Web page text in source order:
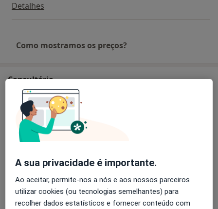
Detalhes
Como mostramos os preços?
Consultório
Consultório privado
AV. 5 de Outubro, 122, 3º Lisboa,
Disponibilidade
Este especialista não disponibiliza reservas online
nesta morada
O que posso fazer agora?
A sua privacidade é importante.
Ao aceitar, permite-nos a nós e aos nossos parceiros
utilizar cookies (ou tecnologias semelhantes) para
recolher dados estatísticos e fornecer conteúdo com